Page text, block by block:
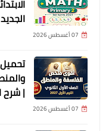
07 أغسطس 2026
| شرح
07 أغسطس 2026